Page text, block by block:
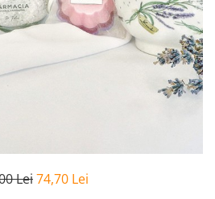
Lei74,70 Lei